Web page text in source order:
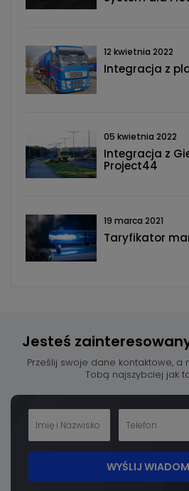
12 kwietnia 2022
Integracja z
05 kwietnia 2022
Integracja z
Project44
19 marca 2021
Taryfikator
Jesteś
Prześlij swoje dane kontaktowe, a
Tobą najszybciej jak
WYŚLIJ